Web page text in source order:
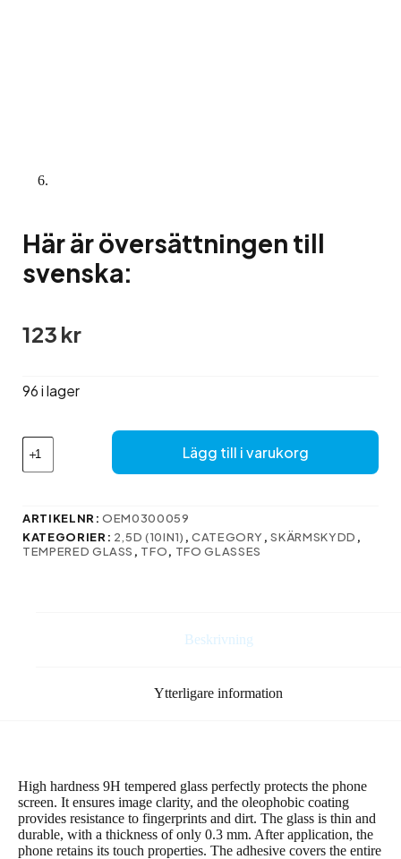
Här är översättningen till
svenska:
123 kr
96 i lager
Här
är
översättningen
svenska:
Lägg till i varukorg
ARTIKELNR:OEM0300059
KATEGORIER: 2,5D (10IN1) , CATEGORY ,SKÄRMSKYDD ,
TEMPERED GLASS , TFO, TFO GLASSES
Beskrivning
Ytterligare information
High hardness 9H tempered glass perfectly protects the phone
screen. It ensures image clarity, and the oleophobic coating
provides resistance to fingerprints and dirt. The glass is thin and
durable, with a thickness of only 0.3 mm. After application, the
phone retains its touch properties. The adhesive covers the entire